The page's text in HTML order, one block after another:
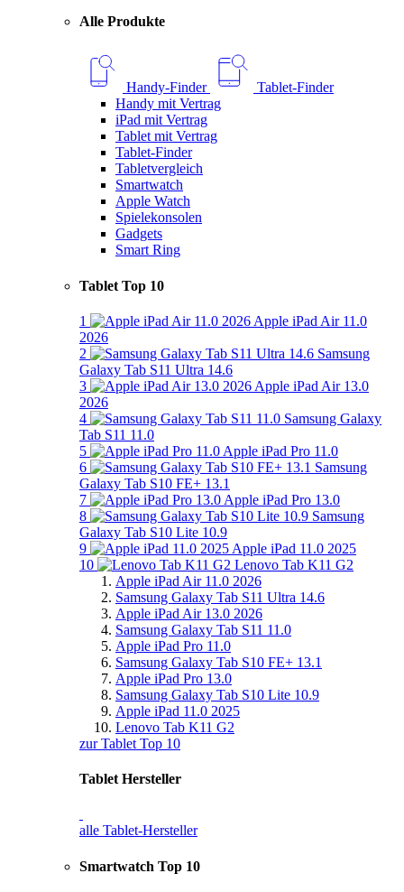
Alle Produkte
Handy-Finder
Tablet-Finder
Handy mit Vertrag
iPad mit Vertrag
Tablet mit Vertrag
Tablet-Finder
Tabletvergleich
Smartwatch
Apple Watch
Spielekonsolen
Gadgets
Smart Ring
Tablet Top 10
1
Apple iPad Air 11.0
2026
2
Samsung
Galaxy Tab S11 Ultra 14.6
3
Apple iPad Air 13.0
2026
4
Samsung Galaxy
Tab S11 11.0
5
Apple iPad Pro 11.0
6
Samsung
Galaxy Tab S10 FE+ 13.1
7
Apple iPad Pro 13.0
8
Samsung
Galaxy Tab S10 Lite 10.9
9
Apple iPad 11.0 2025
10
Lenovo Tab K11 G2
Apple iPad Air 11.0 2026
Samsung Galaxy Tab S11 Ultra 14.6
Apple iPad Air 13.0 2026
Samsung Galaxy Tab S11 11.0
Apple iPad Pro 11.0
Samsung Galaxy Tab S10 FE+ 13.1
Apple iPad Pro 13.0
Samsung Galaxy Tab S10 Lite 10.9
Apple iPad 11.0 2025
Lenovo Tab K11 G2
zur Tablet Top 10
Tablet Hersteller
alle Tablet-Hersteller
Smartwatch Top 10